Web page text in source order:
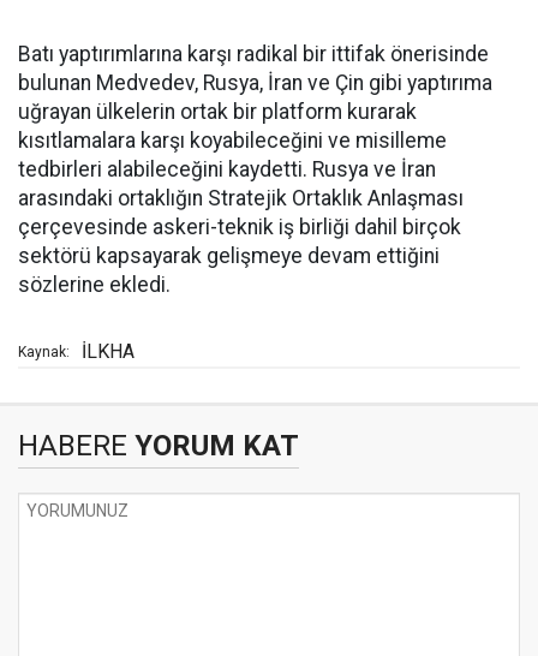
Batı yaptırımlarına karşı radikal bir ittifak önerisinde
bulunan Medvedev, Rusya, İran ve Çin gibi yaptırıma
uğrayan ülkelerin ortak bir platform kurarak
kısıtlamalara karşı koyabileceğini ve misilleme
tedbirleri alabileceğini kaydetti. Rusya ve İran
arasındaki ortaklığın Stratejik Ortaklık Anlaşması
çerçevesinde askeri-teknik iş birliği dahil birçok
sektörü kapsayarak gelişmeye devam ettiğini
sözlerine ekledi.
Kaynak: İLKHA
HABERE YORUM KAT